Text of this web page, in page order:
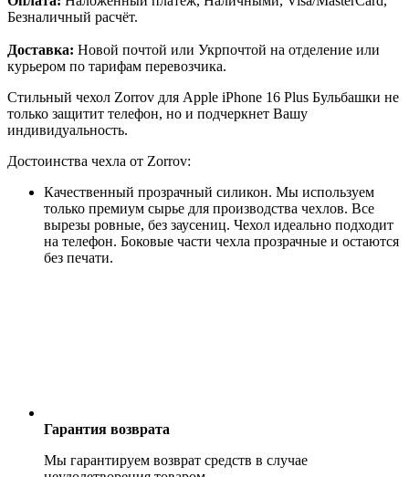
Безналичный расчёт.
Доставка: Новой почтой или Укрпочтой на отделение или
курьером по тарифам перевозчика.
Стильный чехол Zorrov для Apple iPhone 16 Plus Бульбашки не
только защитит телефон, но и подчеркнет Вашу
индивидуальность.
Достоинства чехла от Zorrov:
Качественный прозрачный силикон. Мы используем
только премиум сырье для производства чехлов. Все
вырезы ровные, без заусениц. Чехол идеально подходит
на телефон. Боковые части чехла прозрачные и остаются
без печати.
Гарантия возврата
Мы гарантируем возврат средств в случае